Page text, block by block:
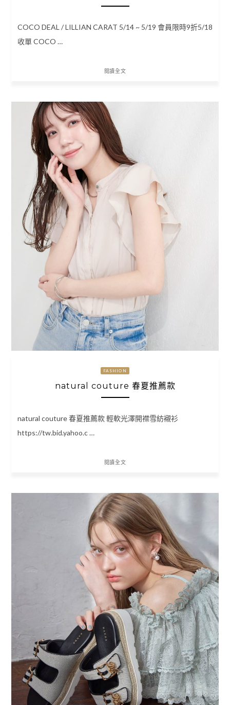
COCO DEAL / LILLIAN CARAT 5/14 ~ 5/19 會員限時9折5/18
收單 COCO …
閱讀全文
FASHION
natural couture 春夏推薦款
natural couture 春夏推薦款 輕軟光澤開襟雪紡襯衫
https://tw.bid.yahoo.c …
閱讀全文